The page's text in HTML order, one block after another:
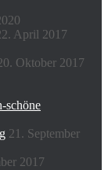
April 2017
Oktober 2017
schöne
21. September
2017